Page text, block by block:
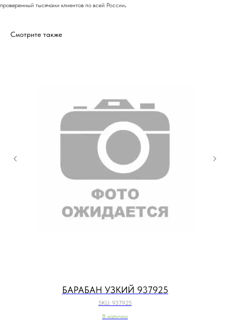
проверенный тысячами клиентов по всей России.
Смотрите также
БАРАБАН УЗКИЙ 937925
SKU: 937925
В наличии